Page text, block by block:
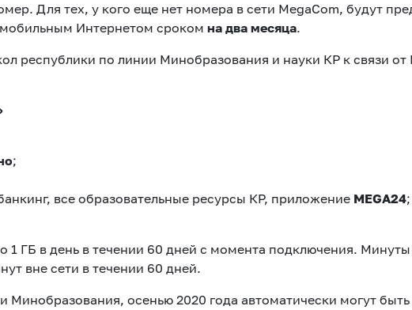
Для тех, у кого еще нет номера в сети MegaCom, будут
Интернетом сроком на два месяца.
республики по линии Минобразования и науки КР к связи от
;
все образовательные ресурсы КР, приложение MEGA24;
1 ГБ в день в течении 60 дней с момента подключения.
вне сети в течении 60 дней.
Минобразования, осенью 2020 года автоматически могут